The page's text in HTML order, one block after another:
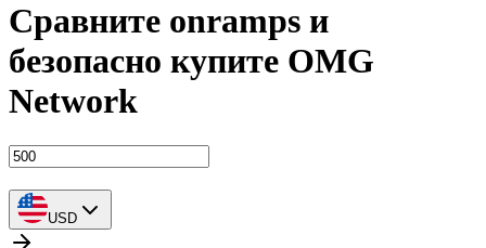
Сравните onramps и
безопасно купите OMG
Network
USD